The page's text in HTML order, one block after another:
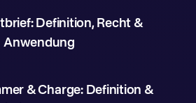
Definition, Recht &
Anwendung
& Charge: Definition &